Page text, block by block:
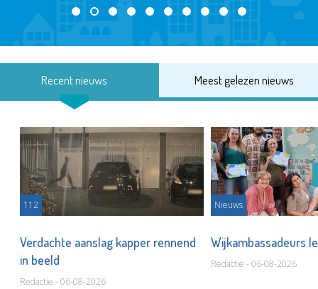
Recent nieuws Meest gelezen nieuws
112
Verdachte aanslag kapper rennend
in beeld
Redactie - 06-08-2026
Nieuws
Wijkambassadeurs
Redactie - 06-08-2026